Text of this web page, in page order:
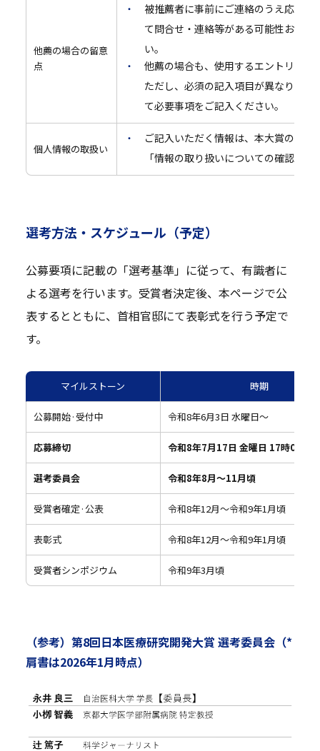
他薦の場合の留意
点
被推薦者に事前にご連絡のうえ応募
て問合せ・連絡等がある可能性およ
い。
他薦の場合も、使用するエントリー
ただし、必須の記入項目が異なりま
て必要事項をご記入ください。
個人情報の取扱い
ご記入いただく情報は、本大賞の選
「情報の取り扱いについての確認事
選考方法・スケジュール（予定）
公募要項に記載の「選考基準」に従って、有識者に
よる選考を行います。受賞者決定後、本ページで公
表するとともに、首相官邸にて表彰式を行う予定で
す。
マイルストーン 時期
公募開始·受付中 令和8年6月3日 水曜日～
応募締切 令和8年7月17日 金曜日 17時00分
選考委員会 令和8年8月～11月頃
受賞者確定·公表 令和8年12月～令和9年1月頃
表彰式 令和8年12月～令和9年1月頃
受賞者シンポジウム 令和9年3月頃
（参考）第8回日本医療研究開発大賞 選考委員会（*
肩書は2026年1月時点）